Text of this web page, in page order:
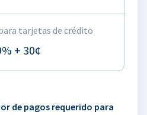
tarjetas de crédito
+ 30¢
de pagos requerido para